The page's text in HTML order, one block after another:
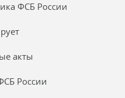
ФСБ России
акты
России